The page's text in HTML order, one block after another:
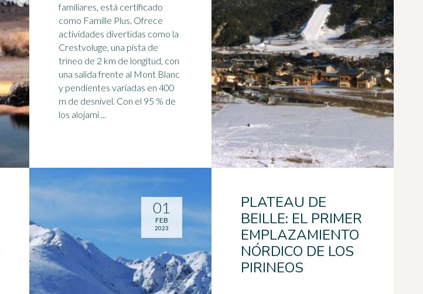
familiares, está certificado
como Famille Plus. Ofrece
actividades divertidas como la
Crestvoluge, una pista de
trineo de 2 km de longitud, con
una salida frente al Mont Blanc
y pendientes variadas en 400
m de desnivel. Con el 95 % de
los alojami ...
PLATEAU DE
BEILLE: EL PRIMER
EMPLAZAMIENTO
NÓRDICO DE LOS
PIRINEOS
01
FEB
2023